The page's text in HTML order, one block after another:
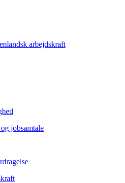
arbejdskraft
jobsamtale